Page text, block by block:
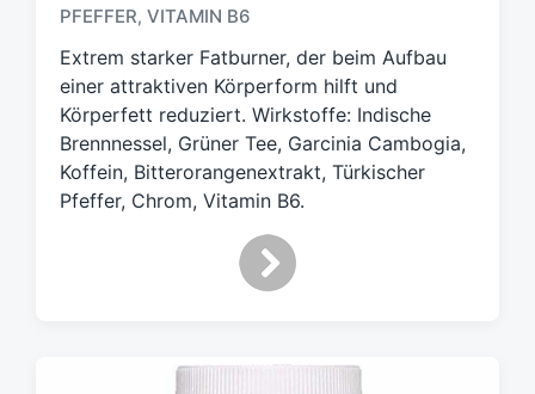
h
a
g
w
ö
t
e
PFEFFER, VITAMIN B6
Extrem starker Fatburner, der beim Aufbau
einer attraktiven Körperform hilft und
Körperfett reduziert. Wirkstoffe: Indische
Brennnessel, Grüner Tee, Garcinia Cambogia,
Koffein, Bitterorangenextrakt, Türkischer
Pfeffer, Chrom, Vitamin B6.